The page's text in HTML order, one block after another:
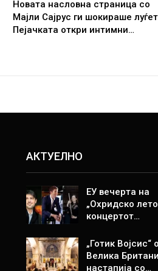
Новата насловна страница со
Мајли Сајрус ги шокираше
Пејачката откри интимни…
АКТУЕЛНО
ЕУ вечерта на
„Охридско
концертот…
„Готик Војсис“
Велика
настапија со…